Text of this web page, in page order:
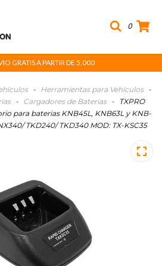
0
GRATIS A PARTIR DE 5,000
- Herramientas para Vehículos -
- Cargadores de Baterías -
TXPRO
para baterias KNB45L, KNB63L y KNB-
TKD240/ TKD340 MOD: TX-KSC35